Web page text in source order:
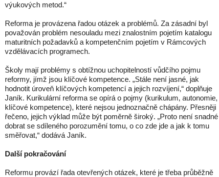
výukových metod.“
Reforma je provázena řadou otázek a problémů. Za zásadní byl
považován problém nesouladu mezi znalostním pojetím katalogu
maturitních požadavků a kompetenčním pojetím v Rámcových
vzdělávacích programech.
Školy mají problémy s obtížnou uchopitelností vůdčího pojmu
reformy, jímž jsou klíčové kompetence. „Stále není jasné, jak
hodnotit úroveň klíčových kompetencí a jejich rozvíjení,“ doplňuje
Janík. Kurikulární reforma se opírá o pojmy (kurikulum, autonomie,
klíčové kompetence), které nejsou jednoznačně chápány. Přesněji
řečeno, jejich výklad může být poměrně široký. „Proto není snadné
dobrat se sdíleného porozumění tomu, o co zde jde a jak k tomu
směřovat,“ dodává Janík.
Další pokračování
Reformu provází řada otevřených otázek, které je třeba průběžně